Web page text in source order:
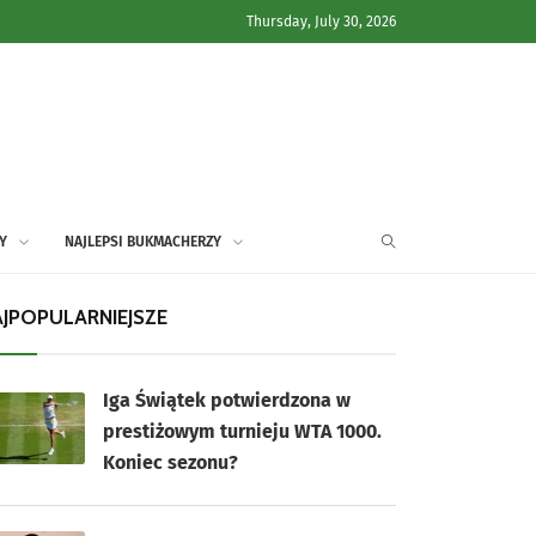
Thursday, July 30, 2026
NAJLEPSI BUKMACHERZY
Iga Świątek potwierdzona w
prestiżowym turnieju WTA 1000.
Koniec sezonu?